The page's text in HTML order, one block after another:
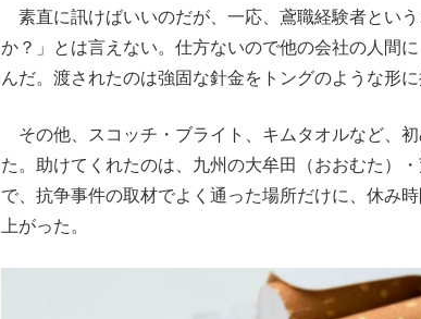
素直に訊けばいいのだが、一応、鳶職経験者とい
か？」とは言えない。仕方ないので他の会社の人間
んだ。渡されたのは強固な針金をトングのような形
その他、スコッチ・ブライト、キムタオルなど、
た。助けてくれたのは、九州の大牟田（おおむた）
で、抗争事件の取材でよく通った場所だけに、休み
上がった。